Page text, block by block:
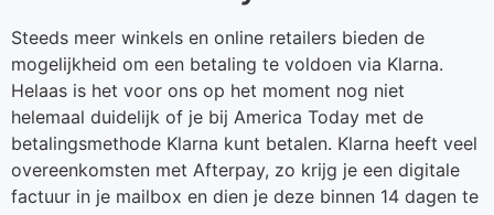
Steeds meer winkels en online retailers bieden de
mogelijkheid om een betaling te voldoen via Klarna.
Helaas is het voor ons op het moment nog niet
helemaal duidelijk of je bij America Today met de
betalingsmethode Klarna kunt betalen. Klarna heeft veel
overeenkomsten met Afterpay, zo krijg je een digitale
factuur in je mailbox en dien je deze binnen 14 dagen te